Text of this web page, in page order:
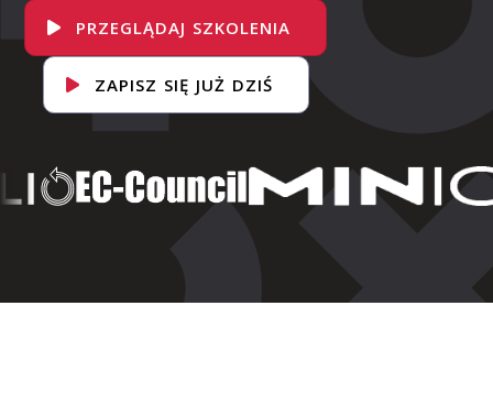
PRZEGLĄDAJ SZKOLENIA
ZAPISZ SIĘ JUŻ DZIŚ